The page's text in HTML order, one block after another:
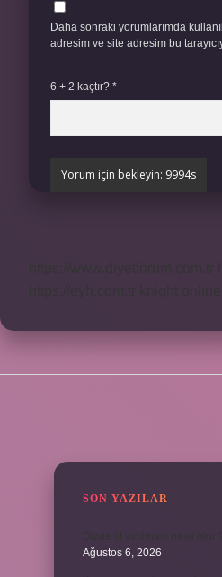
Daha sonraki yorumlarımda
adresim ve site adresim bu
6 + 2 kaçtır? *
SON YAZILAR
Ağustos 6, 2026